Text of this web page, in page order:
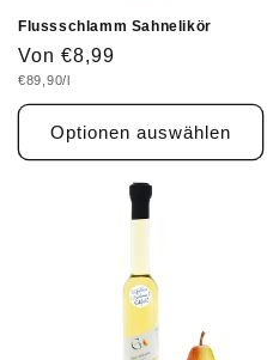
:
Flussschlamm Sahnelikör
Normaler
Preis
Von €8,99
Grundpreis
€89,90/l
Optionen auswählen